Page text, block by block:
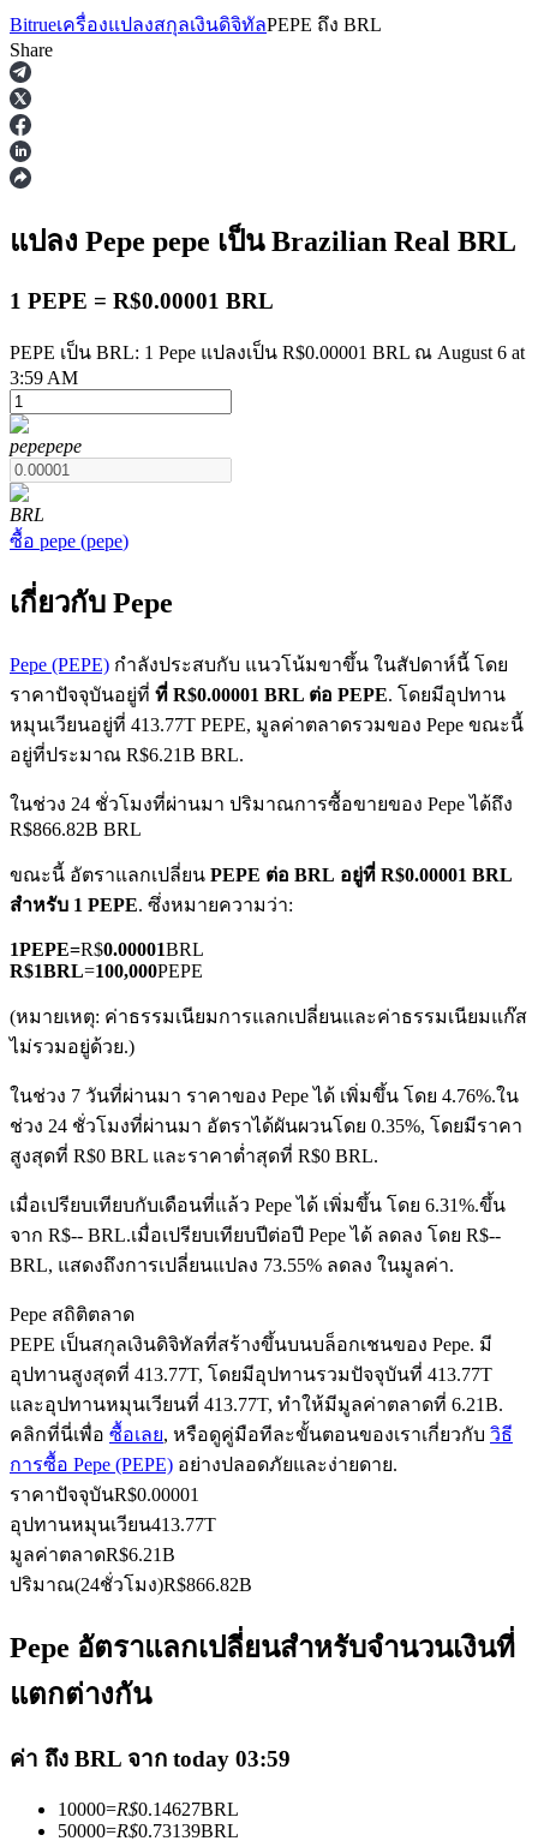
ฟิวเจอร์ส
ฟิวเจอร์สที่ใช้ USDT เป็นหลักประกัน
ฟิวเจอร์ส COIN-M
TradFi
ฟิวเจอร์สที่ใช้ USDC เป็นหลักประกัน
คัดลอกการซื้อขาย
เข้าร่วมกับเทรดเดอร์ชั้นนำ
เพลิดเพลินกับการแบ่งปันผลกำไรและค่าคอมมิชชั่นการคัด
Bitrueเครื่องแปลงสกุลเงินดิจิทัลPEPE ถึง BRL
Share
แปลง Pepe pepe เป็น Brazilian Real BRL
1 PEPE = R$0.00001 BRL
PEPE เป็น BRL: 1 Pepe แปลงเป็น R$0.00001 BRL ณ August 6 at
3:59 AM
pepepepe
BRL
ซื้อ pepe (pepe)
เกี่ยวกับ Pepe
Pepe (PEPE) กำลังประสบกับ แนวโน้มขาขึ้น ในสัปดาห์นี้ โดย
ราคาปัจจุบันอยู่ที่ ที่ R$0.00001 BRL ต่อ PEPE. โดยมีอุปทาน
หมุนเวียนอยู่ที่ 413.77T PEPE, มูลค่าตลาดรวมของ Pepe ขณะนี้
อยู่ที่ประมาณ R$6.21B BRL.
ในช่วง 24 ชั่วโมงที่ผ่านมา ปริมาณการซื้อขายของ Pepe ได้ถึง
R$866.82B BRL
ขณะนี้ อัตราแลกเปลี่ยน PEPE ต่อ BRL อยู่ที่ R$0.00001 BRL
สำหรับ 1 PEPE. ซึ่งหมายความว่า:
1PEPE=R$0.00001BRL
R$1BRL=100,000PEPE
(หมายเหตุ: ค่าธรรมเนียมการแลกเปลี่ยนและค่าธรรมเนียมแก๊ส
ไม่รวมอยู่ด้วย.)
ในช่วง 7 วันที่ผ่านมา ราคาของ Pepe ได้ เพิ่มขึ้น โดย 4.76%.ใน
ช่วง 24 ชั่วโมงที่ผ่านมา อัตราได้ผันผวนโดย 0.35%, โดยมีราคา
สูงสุดที่ R$0 BRL และราคาต่ำสุดที่ R$0 BRL.
เมื่อเปรียบเทียบกับเดือนที่แล้ว Pepe ได้ เพิ่มขึ้น โดย 6.31%.ขึ้น
จาก R$-- BRL.เมื่อเปรียบเทียบปีต่อปี Pepe ได้ ลดลง โดย R$--
BRL, แสดงถึงการเปลี่ยนแปลง 73.55% ลดลง ในมูลค่า.
Pepe สถิติตลาด
PEPE เป็นสกุลเงินดิจิทัลที่สร้างขึ้นบนบล็อกเชนของ Pepe. มี
อุปทานสูงสุดที่ 413.77T, โดยมีอุปทานรวมปัจจุบันที่ 413.77T
และอุปทานหมุนเวียนที่ 413.77T, ทำให้มีมูลค่าตลาดที่ 6.21B.
คลิกที่นี่เพื่อ ซื้อเลย, หรือดูคู่มือทีละขั้นตอนของเราเกี่ยวกับ วิธี
การซื้อ Pepe (PEPE) อย่างปลอดภัยและง่ายดาย.
ราคาปัจจุบันR$0.00001
อุปทานหมุนเวียน413.77T
มูลค่าตลาดR$6.21B
ปริมาณ(24ชั่วโมง)R$866.82B
Pepe อัตราแลกเปลี่ยนสำหรับจำนวนเงินที่
แตกต่างกัน
ค่า ถึง BRL จาก today 03:59
10000=R$0.14627BRL
50000=R$0.73139BRL